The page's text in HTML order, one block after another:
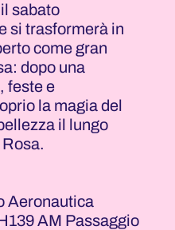
sabato
si trasformerà in
come gran
dopo una
feste e
la magia del
il lungo
Aeronautica
AM Passaggio